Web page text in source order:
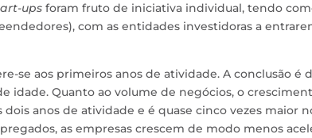
ups foram fruto de iniciativa individual, tendo
com as entidades investidoras a
se aos primeiros anos de atividade. A conclusão é
idade. Quanto ao volume de negócios, o
anos de atividade e é quase cinco vezes maior
as empresas crescem de modo menos